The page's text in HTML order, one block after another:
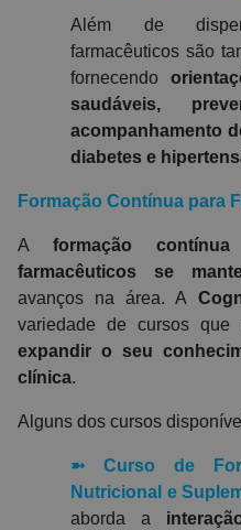
Além de
farmacêuticos são
fornecendo
saudáveis,
acompanhamento
diabetes e
Formação Contínua para
Aformação
farmacêuticos se
avanços na área. A
variedade de cursos que
expandir o seu
clínica.
Alguns dos cursos
➼ Curso de
Nutricional e
aborda a